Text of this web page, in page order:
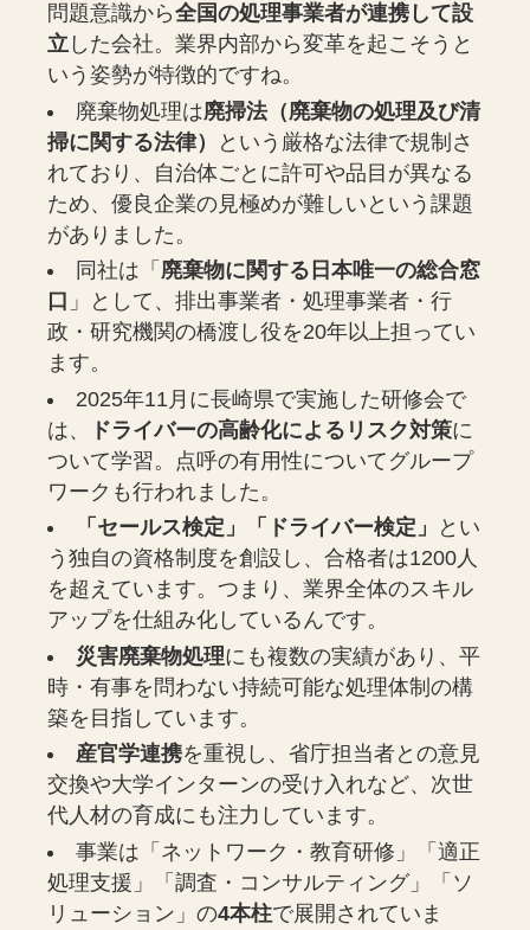
問題意識から全国の処理事業者が連携して設
立 した会社。業界内部から変革を起こそうと
いう姿勢が特徴的ですね。
廃棄物処理は廃掃法（廃棄物の処理及び清
掃に関する法律）
という厳格な法律で規制さ
れており、自治体ごとに許可や品目が異なる
ため、優良企業の見極めが難しいという課題
がありました。
同社は「 廃棄物に関する日本唯一の総合窓
口 」として、排出事業者・処理事業者・行
政・研究機関の橋渡し役を20年以上担ってい
ます。
2025年11月に長崎県で実施した研修会で
は、
ドライバーの高齢化によるリスク対策に
ついて学習。点呼の有用性についてグループ
ワークも行われました。
「セールス検定」「ドライバー検定」
とい
う独自の資格制度を創設し、合格者は1200人
を超えています。つまり、業界全体のスキル
アップを仕組み化しているんです。
災害廃棄物処理にも複数の実績があり、平
時・有事を問わない持続可能な処理体制の構
築を目指しています。
産官学連携を重視し、省庁担当者との意見
交換や大学インターンの受け入れなど、次世
代人材の育成にも注力しています。
事業は「ネットワーク・教育研修」「適正
処理支援」「調査・コンサルティング」「ソ
リューション」の4本柱で展開されていま